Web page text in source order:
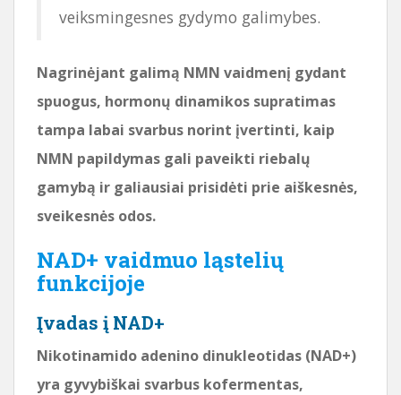
veiksmingesnes gydymo galimybes.
Nagrinėjant galimą NMN vaidmenį gydant
spuogus, hormonų dinamikos supratimas
tampa labai svarbus norint įvertinti, kaip
NMN papildymas gali paveikti riebalų
gamybą ir galiausiai prisidėti prie aiškesnės,
sveikesnės odos.
NAD+ vaidmuo ląstelių
funkcijoje
Įvadas į NAD+
Nikotinamido adenino dinukleotidas (NAD+)
yra gyvybiškai svarbus kofermentas,